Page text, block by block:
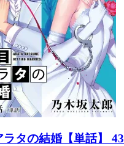
ラタの結婚【単話】 43